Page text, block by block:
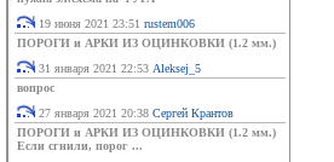
19 июня 2021 23:51 rustem006
ПОРОГИ и АРКИ ИЗ ОЦИНКОВКИ (1.2 мм.)
31 января 2021 22:53 Aleksej_5
вопрос
27 января 2021 20:38 Сергей Крантов
ПОРОГИ и АРКИ ИЗ ОЦИНКОВКИ (1.2 мм.)
Если сгнили, порог ...